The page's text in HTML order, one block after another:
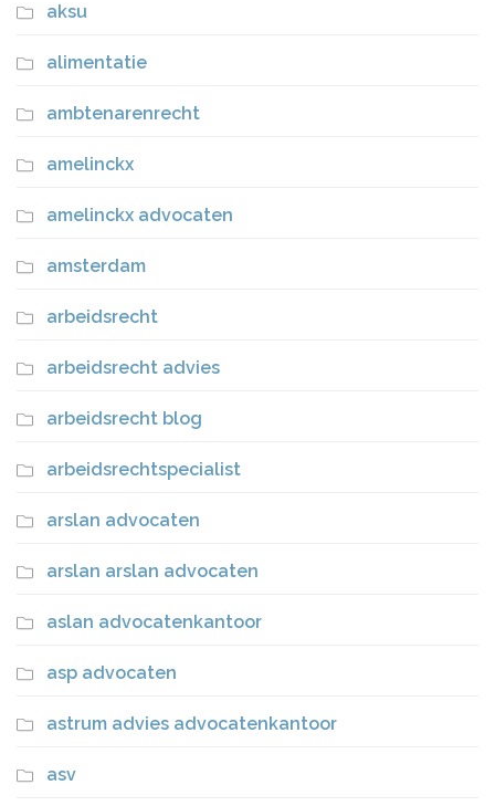
aksu
alimentatie
ambtenarenrecht
amelinckx
amelinckx advocaten
amsterdam
arbeidsrecht
arbeidsrecht advies
arbeidsrecht blog
arbeidsrechtspecialist
arslan advocaten
arslan arslan advocaten
aslan advocatenkantoor
asp advocaten
astrum advies advocatenkantoor
asv